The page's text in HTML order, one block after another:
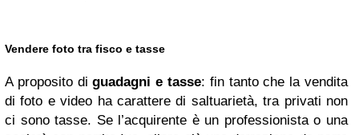
Vendere foto tra fisco e tasse
A proposito diguadagni e tasse: fin tanto che la vendita
di foto e video ha carattere di saltuarietà, tra privati non
ci sono tasse. Se l’acquirente è un professionista o una